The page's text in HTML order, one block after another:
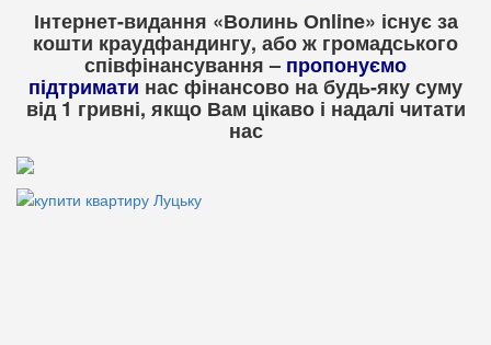
Інтернет-видання «Волинь Оnline» існує за
кошти краудфандингу, або ж громадського
співфінансування – пропонуємо
підтримати нас фінансово на будь-яку суму
від 1 гривні, якщо Вам цікаво і надалі читати
нас